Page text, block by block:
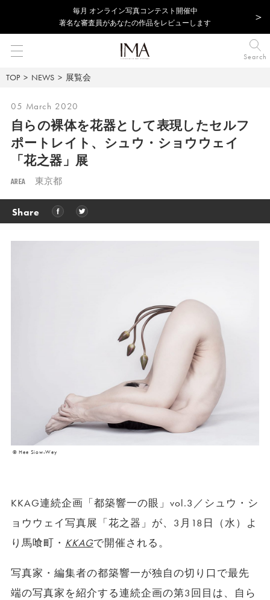
毎⽉ オンライン写真コンテスト開催中
著名な審査員があなたの作品をレビューします
Search
TOP NEWS 展覧会
05 March 2020
自らの裸体を花器として表現したセルフ
ポートレイト、シュウ・ショウウェイ
「花之器」展
AREA 東京都
Share
© Hee Siow-Wey
KKAG連続企画「都築響一の眼」vol.3／シュウ・シ
ョウウェイ写真展「花之器」が、3月18日（水）よ
り馬喰町・ KKAGで開催される。
写真家・編集者の都築響一が独自の切り口で最先
端の写真家を紹介する連続企画の第3回目は、自ら